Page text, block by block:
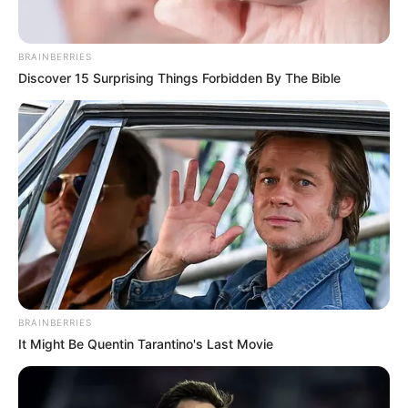
Tarazá. Los hechos se habrían presentado en esta
vereda, zona limítrofe con el municipio de Valdivia,
donde se intensifican los enfrentamientos entre grupos
armados ilegales.
BRAINBERRIES
Discover 15 Surprising Things Forbidden By The Bible
BRAINBERRIES
It Might Be Quentin Tarantino's Last Movie